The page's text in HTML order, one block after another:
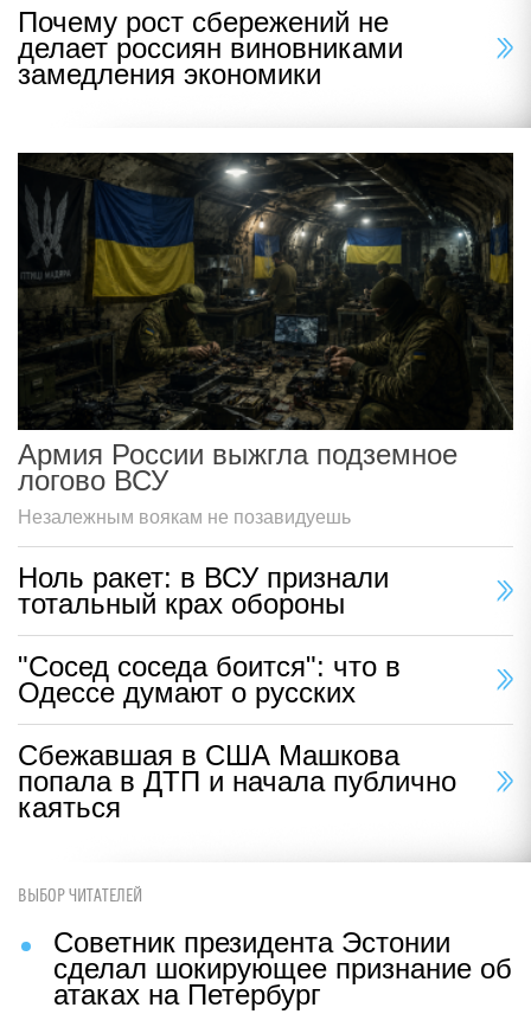
Почему рост сбережений не
делает россиян виновниками
замедления экономики
Армия России выжгла подземное
логово ВСУ
Незалежным воякам не позавидуешь
Ноль ракет: в ВСУ признали
тотальный крах обороны
"Сосед соседа боится": что в
Одессе думают о русских
Сбежавшая в США Машкова
попала в ДТП и начала публично
каяться
ВЫБОР ЧИТАТЕЛЕЙ
Советник президента Эстонии
сделал шокирующее признание об
атаках на Петербург